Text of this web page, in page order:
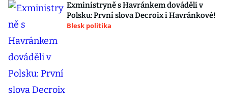
Exministryně s Havránkem dováděli v
Polsku: První slova Decroix i Havránkové!
Blesk politika